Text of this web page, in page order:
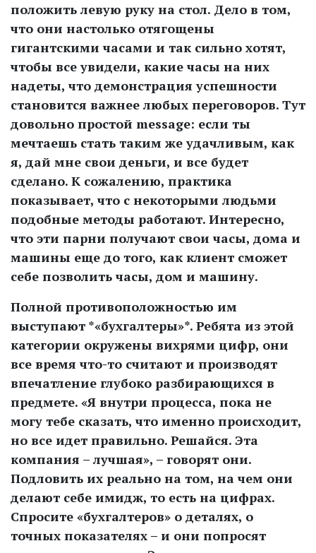
положить левую руку на стол. Дело в том,
что они настолько отягощены
гигантскими часами и так сильно хотят,
чтобы все увидели, какие часы на них
надеты, что демонстрация успешности
становится важнее любых переговоров. Тут
довольно простой message: если ты
мечтаешь стать таким же удачливым, как
я, дай мне свои деньги, и все будет
сделано. К сожалению, практика
показывает, что с некоторыми людьми
подобные методы работают. Интересно,
что эти парни получают свои часы, дома и
машины еще до того, как клиент сможет
себе позволить часы, дом и машину.
Полной противоположностью им
выступают *«бухгалтеры»*. Ребята из этой
категории окружены вихрями цифр, они
все время что-то считают и производят
впечатление глубоко разбирающихся в
предмете. «Я внутри процесса, пока не
могу тебе сказать, что именно происходит,
но все идет правильно. Решайся. Эта
компания – лучшая», – говорят они.
Подловить их реально на том, на чем они
делают себе имидж, то есть на цифрах.
Спросите «бухгалтеров» о деталях, о
точных показателях – и они попросят